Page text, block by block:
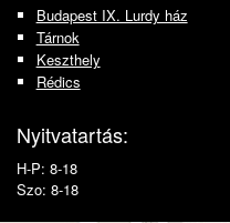
Budapest IX. Lurdy ház
Tárnok
Keszthely
Rédics
Nyitvatartás:
H-P: 8-18
Szo: 8-18